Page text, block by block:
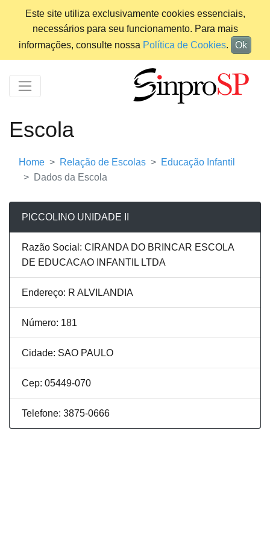
Este site utiliza exclusivamente cookies essenciais,
necessários para seu funcionamento. Para mais
informações, consulte nossa Política de Cookies. Ok
Escola
Home Relação de Escolas
Educação Infantil
Dados da Escola
PICCOLINO UNIDADE II
Razão Social: CIRANDA DO BRINCAR ESCOLA
DE EDUCACAO INFANTIL LTDA
Endereço: R ALVILANDIA
Número: 181
Cidade: SAO PAULO
Cep: 05449-070
Telefone: 3875-0666